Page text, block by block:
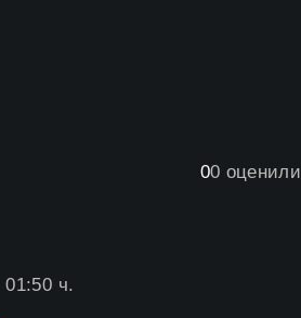
00 оценили
01:50 ч.